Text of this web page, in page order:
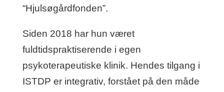
“Hjulsøgårdfonden”.
Siden 2018 har hun været
fuldtidspraktiserende i egen
psykoterapeutiske klinik. Hendes tilgang i
ISTDP er integrativ, forstået på den måde